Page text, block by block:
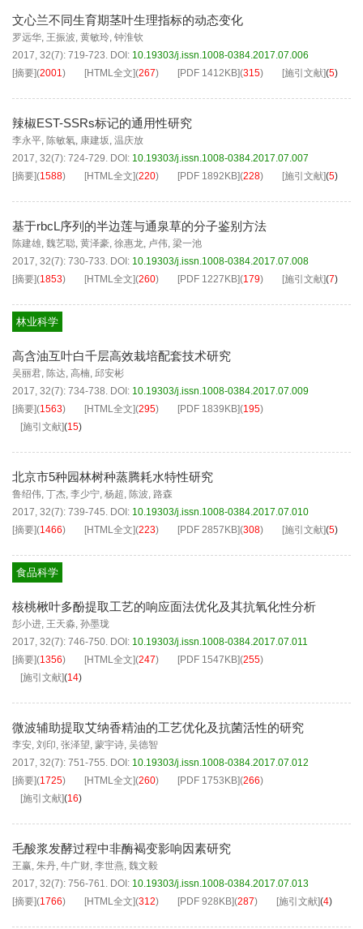
文心兰不同生育期茎叶生理指标的动态变化
罗远华, 王振波, 黄敏玲, 钟淮钦
2017, 32(7): 719-723. DOI: 10.19303/j.issn.1008-0384.2017.07.006
[摘要](2001) [HTML全文](267) [PDF 1412KB](315) [施引文献](5)
辣椒EST-SSRs标记的通用性研究
李永平, 陈敏氡, 康建坂, 温庆放
2017, 32(7): 724-729. DOI: 10.19303/j.issn.1008-0384.2017.07.007
[摘要](1588) [HTML全文](220) [PDF 1892KB](228) [施引文献](5)
基于rbcL序列的半边莲与通泉草的分子鉴别方法
陈建雄, 魏艺聪, 黄泽豪, 徐惠龙, 卢伟, 梁一池
2017, 32(7): 730-733. DOI: 10.19303/j.issn.1008-0384.2017.07.008
[摘要](1853) [HTML全文](260) [PDF 1227KB](179) [施引文献](7)
林业科学
高含油互叶白千层高效栽培配套技术研究
吴丽君, 陈达, 高楠, 邱安彬
2017, 32(7): 734-738. DOI: 10.19303/j.issn.1008-0384.2017.07.009
[摘要](1563) [HTML全文](295) [PDF 1839KB](195)
[施引文献](15)
北京市5种园林树种蒸腾耗水特性研究
鲁绍伟, 丁杰, 李少宁, 杨超, 陈波, 路森
2017, 32(7): 739-745. DOI: 10.19303/j.issn.1008-0384.2017.07.010
[摘要](1466) [HTML全文](223) [PDF 2857KB](308) [施引文献](5)
食品科学
核桃楸叶多酚提取工艺的响应面法优化及其抗氧化性分析
彭小进, 王天淼, 孙墨珑
2017, 32(7): 746-750. DOI: 10.19303/j.issn.1008-0384.2017.07.011
[摘要](1356) [HTML全文](247) [PDF 1547KB](255)
[施引文献](14)
微波辅助提取艾纳香精油的工艺优化及抗菌活性的研究
李安, 刘印, 张泽望, 蒙宇诗, 吴德智
2017, 32(7): 751-755. DOI: 10.19303/j.issn.1008-0384.2017.07.012
[摘要](1725) [HTML全文](260) [PDF 1753KB](266)
[施引文献](16)
毛酸浆发酵过程中非酶褐变影响因素研究
王赢, 朱丹, 牛广财, 李世燕, 魏文毅
2017, 32(7): 756-761. DOI: 10.19303/j.issn.1008-0384.2017.07.013
[摘要](1766) [HTML全文](312) [PDF 928KB](287) [施引文献](4)